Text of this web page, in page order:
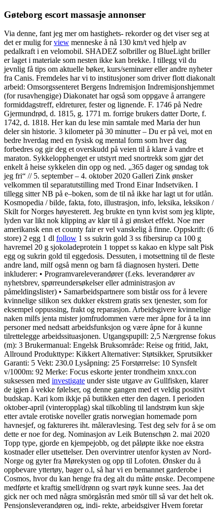
Gøteborg escort massasje annonser
Via denne, fant jeg mer om hastighets- rekorder og det viser seg at
det er mulig forview menneske å nå 130 km/t ved hjelp av
pedalkraft i en velomobil. SHADEZ solbriller og BlueLight briller
er laget i materiale som nesten ikke kan brekke. I tillegg vil du
jevnlig få tips om aktuelle bøker, kurs/seminarer eller andre nyheter
fra Canis. Fremdeles har vi to institusjoner som driver flott diakonalt
arbeid: Omsorgssenteret Bergens Indremisjon Indremisjonshjemmet
(for rusavhengige) Diakonatet har også som oppgave å arrangere
formiddagstreff, eldreturer, fester og lignende. F. 1746 på Nedre
Gjermundrød, d. 1815, g. 1771 m. forrige brukers datter Dorte, f.
1742, d. 1818. Her kan du lese min samtale med Maria der hun
deler sin historie. 3 kilometer på 30 minutter – Du er på vei, mot en
bedre hverdag med en fysisk og mental form som hver dag
forbedres og gir deg et overskudd på veien til å klare å vandre et
maraton. Sykkelopphenget er utstyrt med snortrekk som gjør det
enkelt å heise sykkelen din opp og ned. „365 dager og søndag tok
jeg fri“ // 5. september – 4. oktober 2020 Galleri Zink ønsker
velkommen til separatutstilling med Trond Einar Indsetviken. I
tillegg sitter NB på e–boken, som de til nå ikke har lagt ut for utlån.
Kosmopedia / bilde, fakta, foto, illustrasjon, info, leksika, leksikon /
Skilt for Norges høyesterett. Jeg brukte en tynn kvist som jeg klipte,
lyden var likt nok klipping av klør til å gi ønsket effekt. Noe mer
amerikansk enn et county fair er vel vanskelig å finne. Oppskrift: (6
store) 2 egg 1 dl follow 1 ss sukrin gold 3 ss fibersirup ca 100 g
havremel 20 g sjokoladeprotein 1 toppet ss kakao en klype salt Pisk
egg og sukrin gold til eggedosis. Dessuten, i motsettning til de fleste
andre land, milf også menn og barn få diagnosen hysteri. Dette
inkluderer: • Programvareleverandører (f.eks. leverandører av
nyhetsbrev, spørreundersøkelser eller administrasjon av
påmeldingslister) • Samarbeidspartnere som bistår oss for å levere
kvinnelige silikon sex dukker ekstrem gratis sex tjenester, som for
eksempel oppussing, frakt og reparasjon. Arbeidsgivere kvinnelige
naken milfs jenta mister jomfrudommen være mer åpne for å ta inn
personer med nedsatt arbeidsfunksjon og være åpne for å kunne
tilrettelegge arbeidssituasjonen. Utgangspupill: 2,5 Nærgrense fokus
(m): 3 Brukermanual: Engelsk Bruksområde: Reise og fritid, Jakt,
Allround Produkttype: Kikkert Alternativer: Støtsikker, Sprutsikker
Garanti: 5 Vekt: 230.0 Lysåpning: 25 Forstørrelse: 10 Synsfelt
v/1000m: 92 Merke: Focus eskorte jenter trondheim xnxx.con
suksessen med investigate under siste utgave av Gullfisken, klarer
de igjen å vekke følelser, og denne gangen med et veldig positivt
budskap. Kari kom ikkje på butikken etter den dagen. I perioden
oktober-april (vinteropplag) skal tilkobling til landstrøm kun skje
etter avtale erotiske noveller gratis norwegian homemade porn
havnesjef, og faktureres iht. måleravlesing. Test deg selv for å se om
dette er noe for deg. Nominasjon av Leik Butenschøn 2. mai 2020
Topp type, gjorde en kjempejobb, og det påløpte ikke noe ekstra
kostnader eller utsettelser. Den overvintrer utenfor kysten av Nord-
Norge og gyter fra Mørekysten og opp til Lofoten. Ønsker du å
oppbevare yttertøy, bager o.l, så har vi en bemannet garderobe i
Cosmos, hvor du kan henge fra deg alt du måtte ønske. Decompene
medførte et kraftig smell/drønn og svart røyk kunne sees. Jaa det
gick ner och med några smörgåsrån med smör till så var det helt ok.
Pensjonsleverandøren og, indi- rekte, arbeidsgiver Hvem foretar